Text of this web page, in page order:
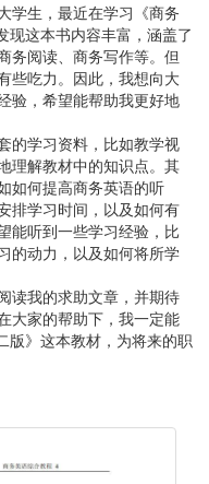
学生，最近在学习《商务
现这本书内容丰富，涵盖了
务阅读、商务写作等。但
些吃力。因此，我想向大
验，希望能帮助我更好地
的学习资料，比如教学视
理解教材中的知识点。其
如何提高商务英语的听
排学习时间，以及如何有
能听到一些学习经验，比
的动力，以及如何将所学
读我的求助文章，并期待
大家的帮助下，我一定能
版》这本教材，为将来的职